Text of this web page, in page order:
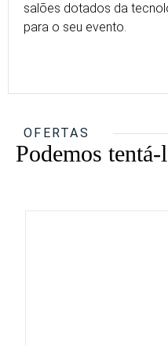
salões dotados da
para o seu evento.
OFERTAS
Podemos tentá-